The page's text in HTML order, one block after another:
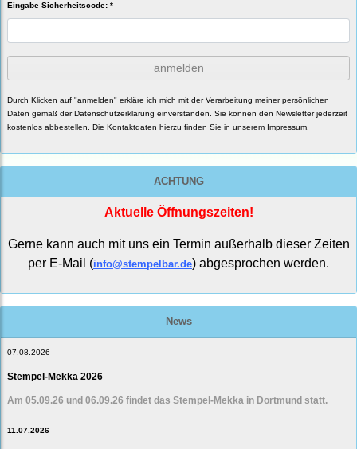
Eingabe Sicherheitscode: *
anmelden
Durch Klicken auf "anmelden" erkläre ich mich mit der Verarbeitung meiner persönlichen
Daten gemäß derDatenschutzerklärung einverstanden. Sie können den Newsletter jederzeit
kostenlos abbestellen. Die Kontaktdaten hierzu finden Sie in unserem Impressum.
ACHTUNG
Aktuelle Öffnungszeiten!
Gerne kann auch mit uns ein Termin außerhalb dieser Zeiten
per E-Mail (info@stempelbar.de) abgesprochen werden.
News
07.08.2026
Stempel-Mekka 2026
Am 05.09.26 und 06.09.26 findet das Stempel-Mekka in Dortmund statt.
11.07.2026